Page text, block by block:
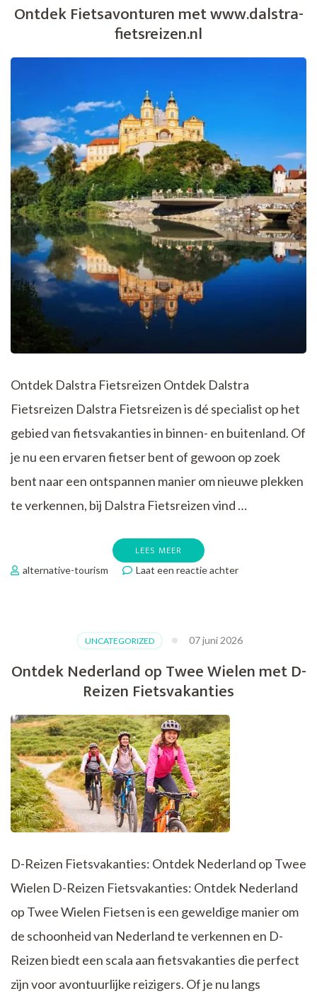
Twee
Ontdek Fietsavonturen met www.dalstra-
fietsreizen.nl
Ontdek Dalstra Fietsreizen Ontdek Dalstra
Fietsreizen Dalstra Fietsreizen is dé specialist op het
gebied van fietsvakanties in binnen- en buitenland. Of
je nu een ervaren fietser bent of gewoon op zoek
bent naar een ontspannen manier om nieuwe plekken
te verkennen, bij Dalstra Fietsreizen vind …
LEES MEER
alternative-tourism Laat een reactie achterop
fietsreizen.nl
UNCATEGORIZED 07 juni 2026
Ontdek Nederland op Twee Wielen met D-
Reizen Fietsvakanties
D-Reizen Fietsvakanties: Ontdek Nederland op Twee
Wielen D-Reizen Fietsvakanties: Ontdek Nederland
op Twee Wielen Fietsen is een geweldige manier om
de schoonheid van Nederland te verkennen en D-
Reizen biedt een scala aan fietsvakanties die perfect
zijn voor avontuurlijke reizigers. Of je nu langs